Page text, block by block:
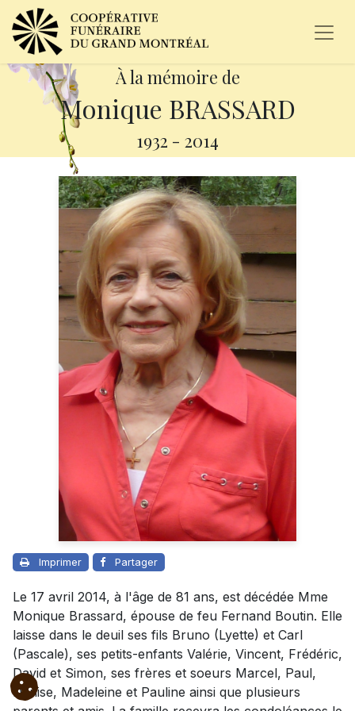
À la mémoire de
Monique BRASSARD
1932 - 2014
Imprimer Partager
Le 17 avril 2014, à l'âge de 81 ans, est décédée Mme
Monique Brassard, épouse de feu Fernand Boutin. Elle
laisse dans le deuil ses fils Bruno (Lyette) et Carl
(Pascale), ses petits-enfants Valérie, Vincent, Frédéric,
David et Simon, ses frères et soeurs Marcel, Paul,
Denise, Madeleine et Pauline ainsi que plusieurs